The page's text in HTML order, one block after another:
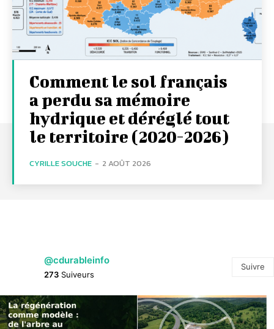
Comment le sol français
a perdu sa mémoire
hydrique et déréglé tout
le territoire (2020-2026)
CYRILLE SOUCHE - 2 AOÛT 2026
@cdurableinfo
273 Suiveurs
Suivre